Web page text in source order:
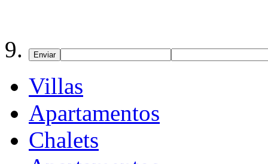
Enviar
Villas
Apartamentos
Chalets